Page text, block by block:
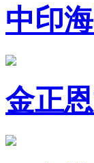
中印
金正